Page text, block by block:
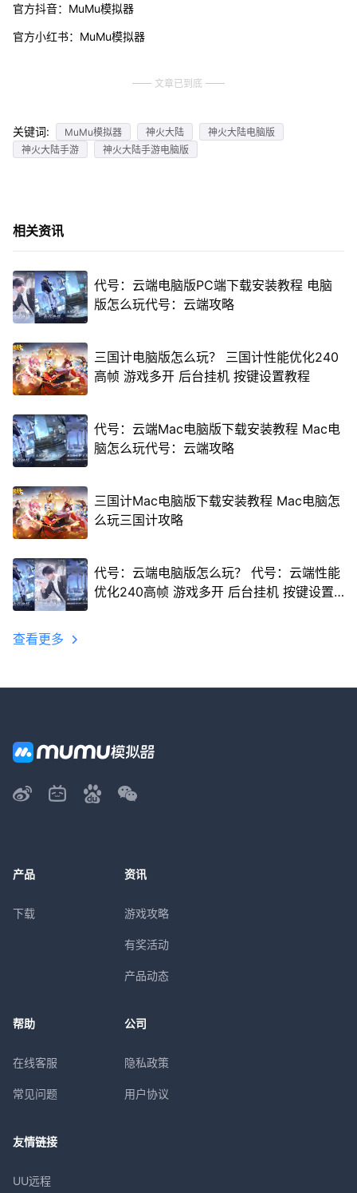
官方抖音：MuMu模拟器
官方小红书：MuMu模拟器
文章已到底
关键词: MuMu模拟器 神火大陆
神火大陆电脑版
神火大陆手游
神火大陆手游电脑版
相关资讯
代号：云端电脑版PC端下载安装教程 电脑
版怎么玩代号：云端攻略
三国计电脑版怎么玩？ 三国计性能优化240
高帧 游戏多开 后台挂机 按键设置教程
代号：云端Mac电脑版下载安装教程 Mac电
脑怎么玩代号：云端攻略
三国计Mac电脑版下载安装教程 Mac电脑怎
么玩三国计攻略
代号：云端电脑版怎么玩？ 代号：云端性能
优化240高帧 游戏多开 后台挂机 按键设置
查看更多
产品
下载
资讯
游戏攻略
有奖活动
产品动态
帮助
在线客服
常见问题
公司
隐私政策
用户协议
友情链接
UU远程